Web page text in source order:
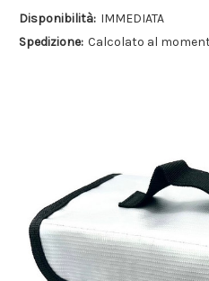
Disponibilità: IMMEDIATA
Spedizione: Calcolato al